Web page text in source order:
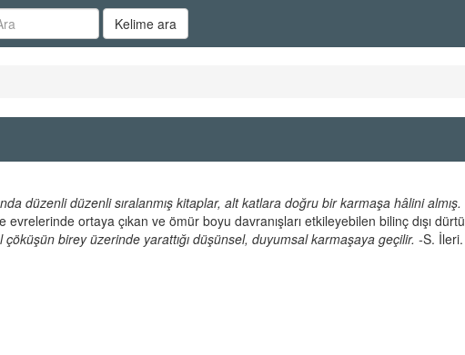
Kelime ara
düzenli düzenli sıralanmış kitaplar, alt katlara doğru bir karmaşa hâlini almış.
ortaya çıkan ve ömür boyu davranışları etkileyebilen bilinç dışı dürtü
çöküşün birey üzerinde yarattığı düşünsel, duyumsal karmaşaya geçilir. -S. İleri.